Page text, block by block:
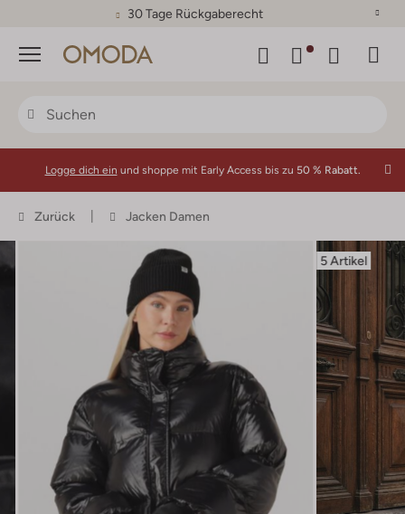
30 Tage Rückgaberecht
Menü
Logge dich ein und shoppe mit Early Access bis zu 50 % Rabatt.
Zurück Jacken Damen
5 Artikel